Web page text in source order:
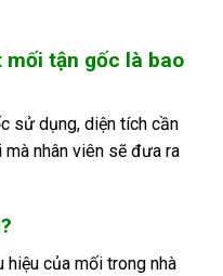
mối tận gốc là bao
sử dụng, diện tích cần
nhân viên sẽ đưa ra
hiệu của mối trong nhà